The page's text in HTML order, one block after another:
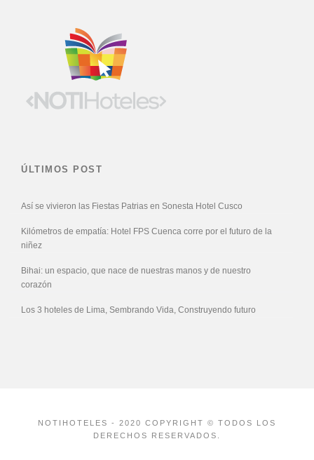
ÚLTIMOS POST
Así se vivieron las Fiestas Patrias en Sonesta Hotel Cusco
Kilómetros de empatía: Hotel FPS Cuenca corre por el futuro de la
niñez
Bihai: un espacio, que nace de nuestras manos y de nuestro
corazón
Los 3 hoteles de Lima, Sembrando Vida, Construyendo futuro
NOTIHOTELES - 2020 COPYRIGHT © TODOS LOS
DERECHOS RESERVADOS.